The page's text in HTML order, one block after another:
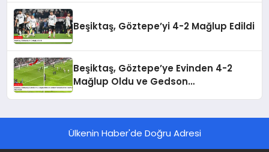
Beşiktaş, Göztepe’yi 4-2 Mağlup Edildi
Beşiktaş, Göztepe’ye Evinden 4-2
Mağlup Oldu ve Gedson
Ülkenin Haber'de Doğru Adresi